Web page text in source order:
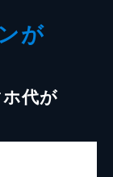
が
代が